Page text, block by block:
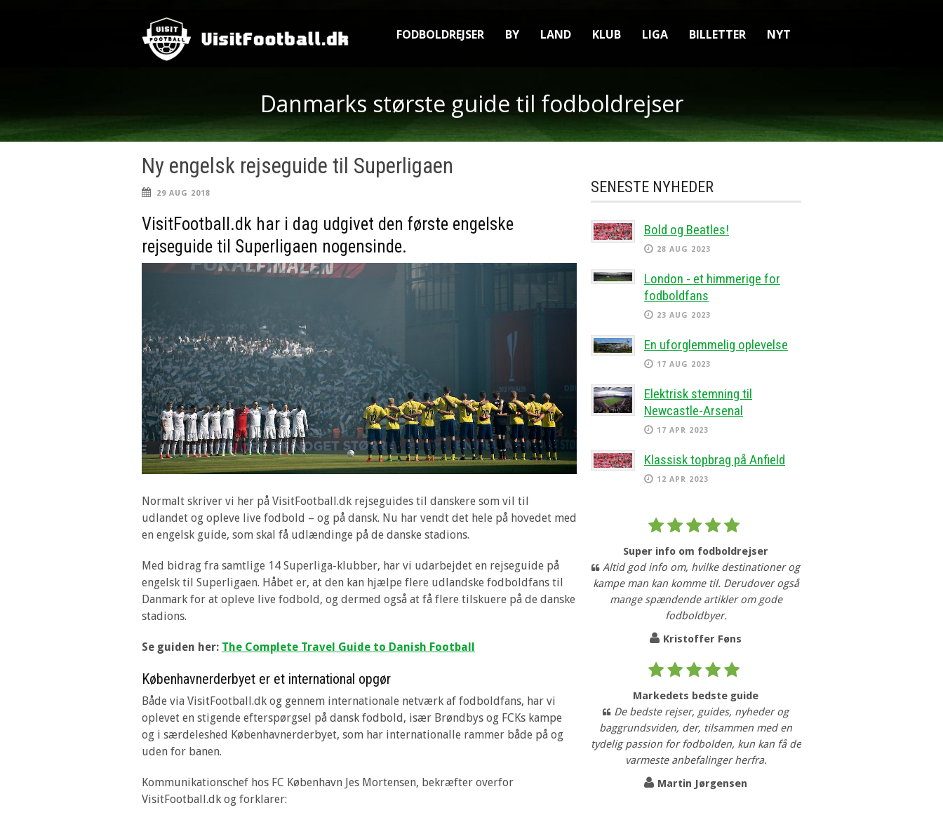
FODBOLDREJSER BY LAND KLUB LIGA BILLETTER NYT
Danmarks største guide til fodboldrejser
Ny engelsk rejseguide til Superligaen
29 AUG 2018
VisitFootball.dk har i dag udgivet den første engelske
rejseguide til Superligaen nogensinde.
Normalt skriver vi her på VisitFootball.dk rejseguides til danskere som vil til
udlandet og opleve live fodbold – og på dansk. Nu har vendt det hele på hovedet med
en engelsk guide, som skal få udlændinge på de danske stadions.
Med bidrag fra samtlige 14 Superliga-klubber, har vi udarbejdet en rejseguide på
engelsk til Superligaen. Håbet er, at den kan hjælpe flere udlandske fodboldfans til
Danmark for at opleve live fodbold, og dermed også at få flere tilskuere på de danske
stadions.
Se guiden her: The Complete Travel Guide to Danish Football
Københavnerderbyet er et international opgør
Både via VisitFootball.dk og gennem internationale netværk af fodboldfans, har vi
oplevet en stigende efterspørgsel på dansk fodbold, især Brøndbys og FCKs kampe
og i særdeleshed Københavnerderbyet, som har internationalle rammer både på og
uden for banen.
Kommunikationschef hos FC København Jes Mortensen, bekræfter overfor
VisitFootball.dk og forklarer:
SENESTE NYHEDER
Bold og Beatles!
28 AUG 2023
London - et himmerige for
fodboldfans
23 AUG 2023
En uforglemmelig oplevelse
17 AUG 2023
Elektrisk stemning til
Newcastle-Arsenal
17 APR 2023
Klassisk topbrag på Anfield
12 APR 2023
Super info om fodboldrejser
Altid god info om, hvilke destinationer og
kampe man kan komme til. Derudover også
mange spændende artikler om gode
fodboldbyer.
Kristoffer Føns
Markedets bedste guide
De bedste rejser, guides, nyheder og
baggrundsviden, der, tilsammen med en
tydelig passion for fodbolden, kun kan få de
varmeste anbefalinger herfra.
Martin Jørgensen